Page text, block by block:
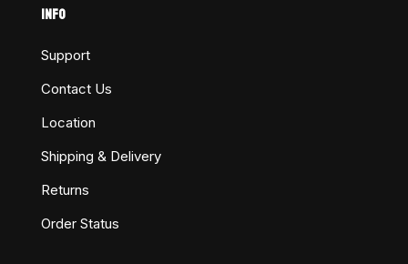
INFO
Support
Contact Us
Location
Shipping & Delivery
Returns
Order Status